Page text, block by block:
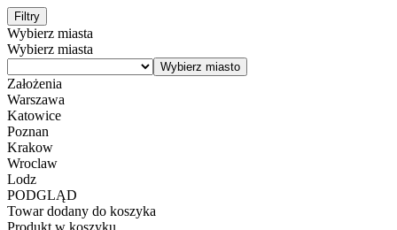
Filtry
Wybierz miasta
Wybierz miasta
Założenia
Warszawa
Katowice
Poznan
Krakow
Wroclaw
Lodz
PODGLĄD
Towar dodany do koszyka
Produkt w koszyku